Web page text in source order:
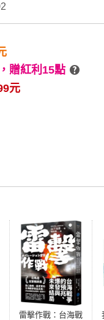
贈紅利15點
元
雷擊作戰：台海戰